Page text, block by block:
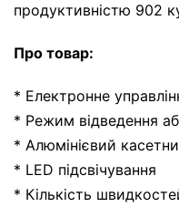
продуктивністю 902
Про товар:
* Електронне
* Режим відведення
* Алюмінієвий
* LED підсвічування
* Кількість